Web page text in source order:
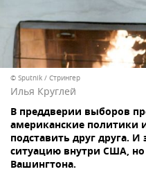
© Sputnik / Стрингер
Илья Круглей
В преддверии выборов
американские политики
подставить друг друга. И
ситуацию внутри США,
Вашингтона.